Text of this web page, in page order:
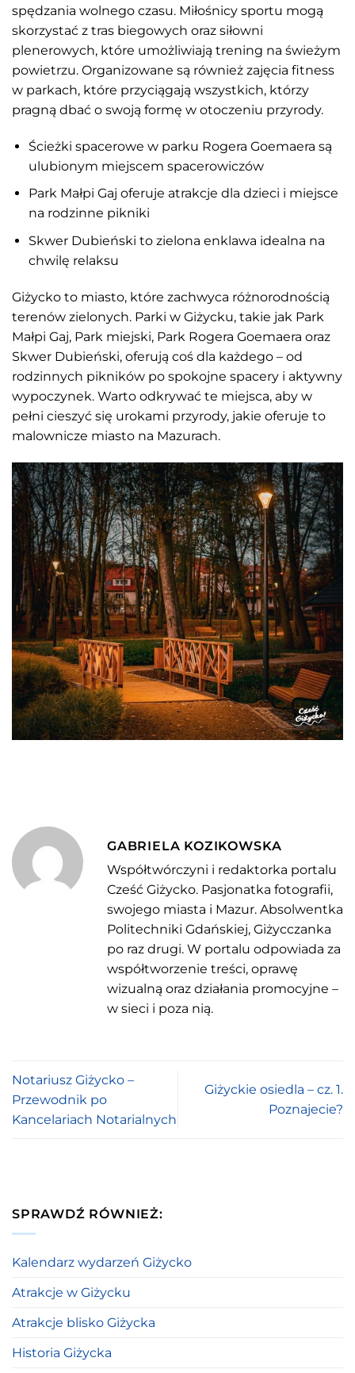
spędzania wolnego czasu. Miłośnicy sportu mogą
skorzystać z tras biegowych oraz siłowni
plenerowych, które umożliwiają trening na świeżym
powietrzu. Organizowane są również zajęcia fitness
w parkach, które przyciągają wszystkich, którzy
pragną dbać o swoją formę w otoczeniu przyrody.
Ścieżki spacerowe w parku Rogera Goemaera są
ulubionym miejscem spacerowiczów
Park Małpi Gaj oferuje atrakcje dla dzieci i miejsce
na rodzinne pikniki
Skwer Dubieński to zielona enklawa idealna na
chwilę relaksu
Giżycko to miasto, które zachwyca różnorodnością
terenów zielonych. Parki w Giżycku, takie jak Park
Małpi Gaj, Park miejski, Park Rogera Goemaera oraz
Skwer Dubieński, oferują coś dla każdego – od
rodzinnych pikników po spokojne spacery i aktywny
wypoczynek. Warto odkrywać te miejsca, aby w
pełni cieszyć się urokami przyrody, jakie oferuje to
malownicze miasto na Mazurach.
GABRIELA KOZIKOWSKA
Współtwórczyni i redaktorka portalu
Cześć Giżycko. Pasjonatka fotografii,
swojego miasta i Mazur. Absolwentka
Politechniki Gdańskiej, Giżycczanka
po raz drugi. W portalu odpowiada za
współtworzenie treści, oprawę
wizualną oraz działania promocyjne –
w sieci i poza nią.
Notariusz Giżycko –
Przewodnik po
Kancelariach Notarialnych
Giżyckie osiedla – cz. 1.
Poznajecie?
SPRAWDŹ RÓWNIEŻ:
Kalendarz wydarzeń Giżycko
Atrakcje w Giżycku
Atrakcje blisko Giżycka
Historia Giżycka